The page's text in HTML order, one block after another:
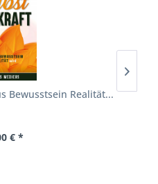
Bewusstsein Realität...
€ *